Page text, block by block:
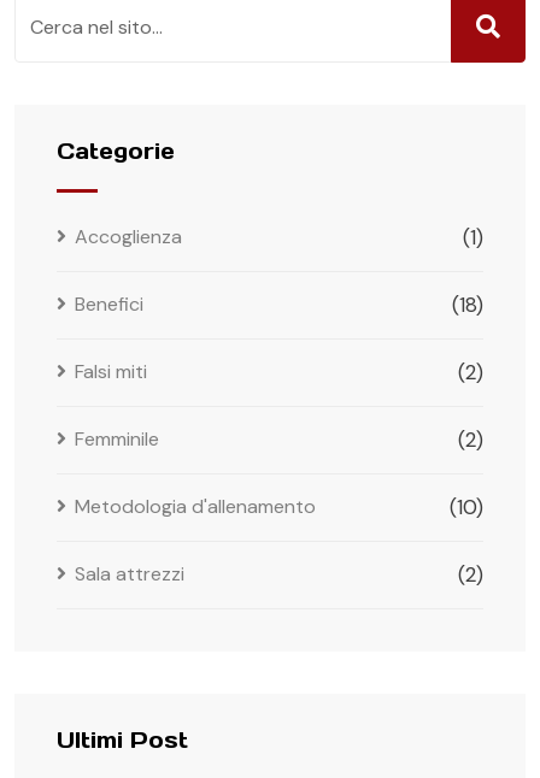
Categorie
Accoglienza (1)
Benefici (18)
Falsi miti (2)
Femminile (2)
Metodologia d'allenamento (10)
Sala attrezzi (2)
Ultimi Post